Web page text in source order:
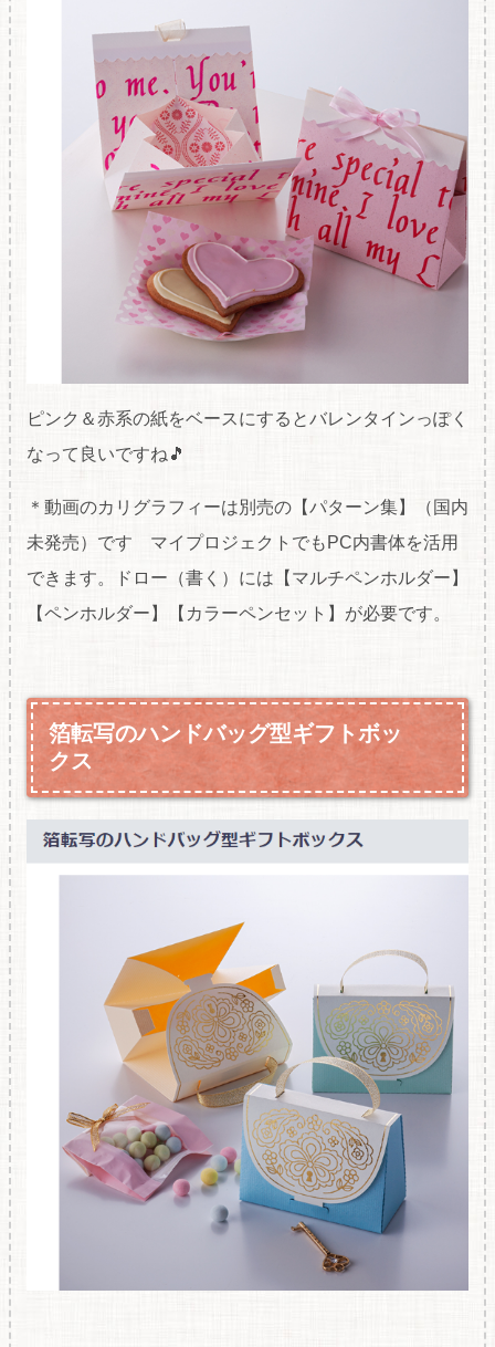
ピンク＆赤系の紙をベースにするとバレンタインっぽく
なって良いですね🎵
＊動画のカリグラフィーは別売の【パターン集】（国内
未発売）です マイプロジェクトでもPC内書体を活用
できます。ドロー（書く）には【マルチペンホルダー】
【ペンホルダー】【カラーペンセット】が必要です。
箔転写のハンドバッグ型ギフトボッ
クス